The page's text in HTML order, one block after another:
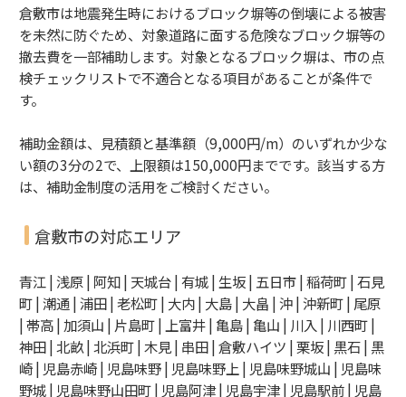
倉敷市は地震発生時におけるブロック塀等の倒壊による被害
を未然に防ぐため、対象道路に面する危険なブロック塀等の
撤去費を一部補助します。対象となるブロック塀は、市の点
検チェックリストで不適合となる項目があることが条件で
す。
補助金額は、見積額と基準額（9,000円/m）のいずれか少な
い額の3分の2で、上限額は150,000円までです。 該当する方
は、補助金制度の活用をご検討ください。
倉敷市の対応エリア
青江 | 浅原 | 阿知 | 天城台 | 有城 | 生坂 | 五日市 | 稲荷町 | 石見
町 | 潮通 | 浦田 | 老松町 | 大内 | 大島 | 大畠 | 沖 | 沖新町 | 尾原
| 帯高 | 加須山 | 片島町 | 上富井 | 亀島 | 亀山 | 川入 | 川西町 |
神田 | 北畝 | 北浜町 | 木見 | 串田 | 倉敷ハイツ | 栗坂 | 黒石 | 黒
崎 | 児島赤崎 | 児島味野 | 児島味野上 | 児島味野城山 | 児島味
野城 | 児島味野山田町 | 児島阿津 | 児島宇津 | 児島駅前 | 児島